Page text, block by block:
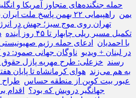
یمن راهپیمایی ۲۲ بهمن پاسخ ملت ایران به دشمنان مستأصل است
تهران روی موج سبز؛ جهش در
تکمیل مسیر ریلی چابهار تا ۴۵ روز آینده
با احمدیان
ادعای حمله رژیم
در لبنان + ویدیو
به غزه می‌‎رسند خزعلی: طرح مهریه پازل حقوق
به هم می‌زند هوای کرمانشاه تا پایان
عبور بیت کوین از منطقه حساس طراح
جهانگیر درویش که بود؟
اقدام